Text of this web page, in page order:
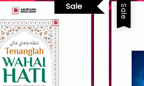
Sale Sale